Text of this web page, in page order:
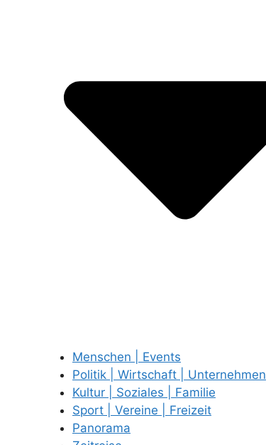
Menschen | Events
Politik | Wirtschaft | Unternehmen
Kultur | Soziales | Familie
Sport | Vereine | Freizeit
Panorama